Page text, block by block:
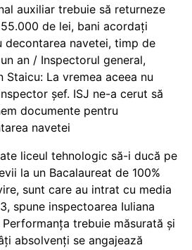
auxiliar trebuie să returneze
de lei, bani acordați
decontarea navetei, timp de
an / Inspectorul general,
Staicu: La vremea aceea nu
șef. ISJ ne-a cerut să
documente pentru
navetei
liceul tehnologic să-i ducă pe
la un Bacalaureat de 100%
sunt care au intrat cu media
spune inspectoarea Iuliana
Performanța trebuie măsurată și
absolvenți se angajează